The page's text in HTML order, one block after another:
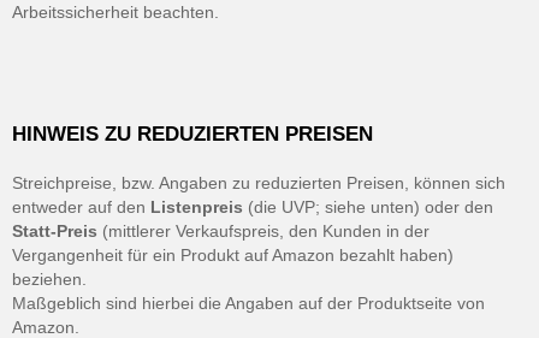
Arbeitssicherheit beachten.
HINWEIS ZU REDUZIERTEN PREISEN
Streichpreise, bzw. Angaben zu reduzierten Preisen, können sich
entweder auf den Listenpreis (die UVP; siehe unten) oder den
Statt-Preis (mittlerer Verkaufspreis, den Kunden in der
Vergangenheit für ein Produkt auf Amazon bezahlt haben)
beziehen.
Maßgeblich sind hierbei die Angaben auf der Produktseite von
Amazon.